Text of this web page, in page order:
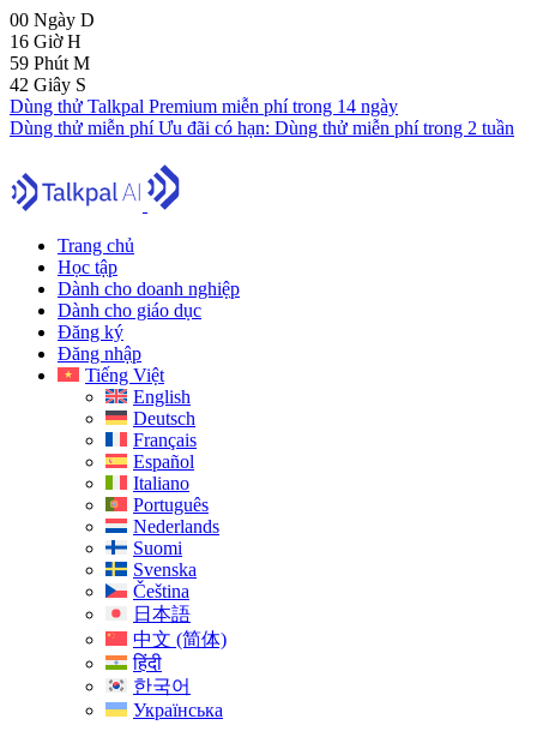
00 Ngày D
16 GiờH
59 Phút M
41 Giây S
Dùng thử Talkpal Premium miễn phí trong 14 ngày
Dùng thử miễn phíƯu đãi có hạn: Dùng thử miễn phí trong 2 tuần
Trang chủ
Học tập
Dành cho doanh nghiệp
Dành cho giáo dục
Đăng ký
Đăng nhập
Tiếng Việt
English
Deutsch
Français
Español
Italiano
Português
Nederlands
Suomi
Svenska
Čeština
日本語
中文 (简体)
हिंदी
한국어
Українська